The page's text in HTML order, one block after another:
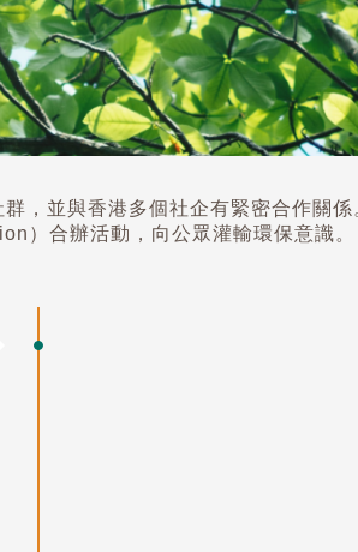
，並與香港多個社企有緊密合作關係
）合辦活動，向公眾灌輸環保意識。